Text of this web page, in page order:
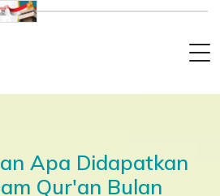
Apa Didapatkan
Qur'an Bulan